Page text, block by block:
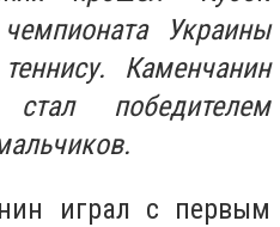
Украины
Каменчанин
победителем
играл с первым